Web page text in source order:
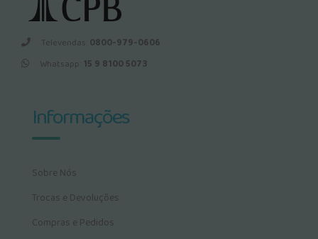
Televendas: 0800-979-0606
Whatsapp: 15 9 8100 5073
Informações
Sobre Nós
Trocas e Devoluções
Compras e Pedidos